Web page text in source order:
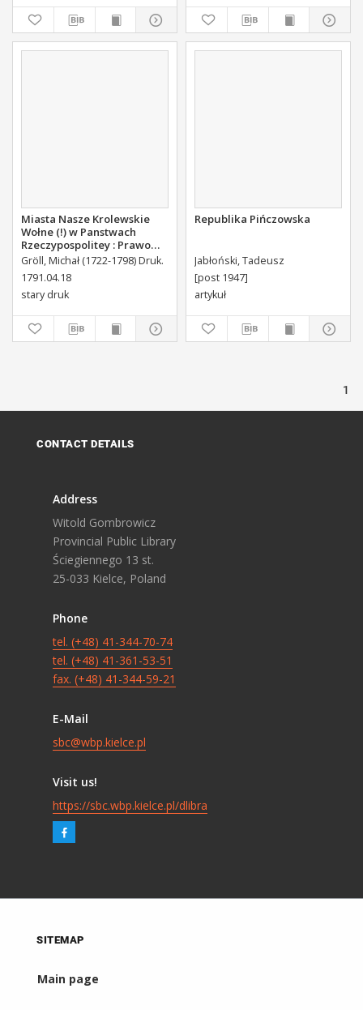
Swoiey Roku Panskiego
1775 [...] Wydany.
Miasta Nasze Krolewskie
Wołne (!) w Panstwach
Rzeczypospolitey : Prawo
uchwalone Dnia 18.
kwietnia 1791.
Gröll, Michał (1722-1798) Druk.
1791.04.18
stary druk
Republika Pińczowska
Jabłoński, Tadeusz
[post 1947]
artykuł
1
CONTACT DETAILS
Address
Witold Gombrowicz
Provincial Public Library
Ściegiennego 13 st.
25-033 Kielce, Poland
Phone
tel. (+48) 41-344-70-74
tel. (+48) 41-361-53-51
fax. (+48) 41-344-59-21
E-Mail
sbc@wbp.kielce.pl
Visit us!
https://sbc.wbp.kielce.pl/dlibra
SITEMAP
Main page